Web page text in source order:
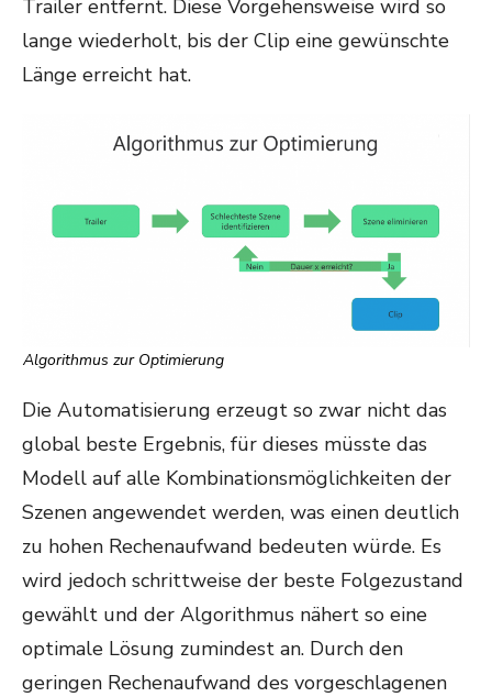
Trailer entfernt. Diese Vorgehensweise wird so
lange wiederholt, bis der Clip eine gewünschte
Länge erreicht hat.
Algorithmus zur Optimierung
Die Automatisierung erzeugt so zwar nicht das
global beste Ergebnis, für dieses müsste das
Modell auf alle Kombinationsmöglichkeiten der
Szenen angewendet werden, was einen deutlich
zu hohen Rechenaufwand bedeuten würde. Es
wird jedoch schrittweise der beste Folgezustand
gewählt und der Algorithmus nähert so eine
optimale Lösung zumindest an. Durch den
geringen Rechenaufwand des vorgeschlagenen